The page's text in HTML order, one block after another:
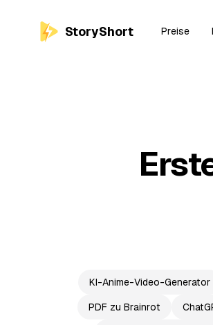
StoryShort Preise
KI-Anime-Video-Generator
PDF zu Brainrot